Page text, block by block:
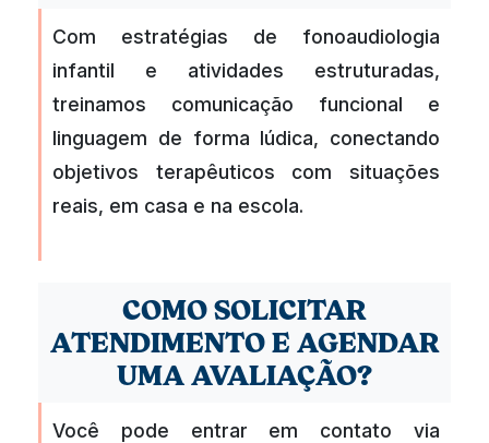
Com estratégias de fonoaudiologia
infantil e atividades estruturadas,
treinamos comunicação funcional e
linguagem de forma lúdica, conectando
objetivos terapêuticos com situações
reais, em casa e na escola.
COMO SOLICITAR
ATENDIMENTO E AGENDAR
UMA AVALIAÇÃO?
Você pode entrar em contato via